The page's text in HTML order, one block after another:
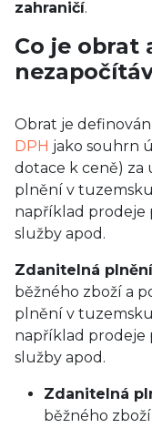
zahraničí.
Co je obrat
Obrat je
DPH jako souhrn
dotace k ceně)
plnění v
například prodeje
služby apod.
Zdanitelná plnění
běžného zboží a
plnění v
například prodeje
služby apod.
Zdanitelná
běžného